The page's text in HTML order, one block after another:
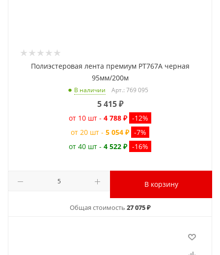
Полиэстеровая лента премиум PT767A черная
95мм/200м
В наличии Арт.: 769 095
5 415₽
от 10 шт - 4 788 ₽ -12%
от 20 шт - 5 054 ₽ -7%
от 40 шт - 4 522 ₽ -16%
В корзину
Общая стоимость 27 075 ₽